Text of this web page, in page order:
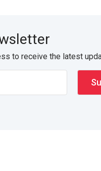
to receive the latest